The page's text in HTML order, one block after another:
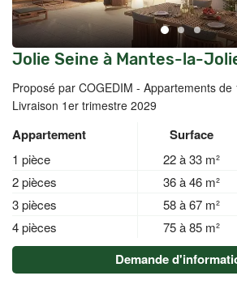
Jolie Seine à Mantes-la-
Proposé par COGEDIM - Appartements de
Livraison 1er trimestre 2029
Appartement Surface
1 pièce 22 à 33 m²
2 pièces 36 à 46 m²
3 pièces 58 à 67 m²
4 pièces 75 à 85 m²
Demande